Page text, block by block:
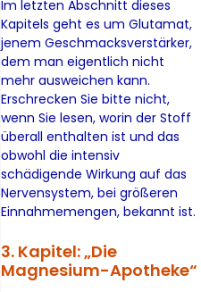
Im letzten Abschnitt dieses
Kapitels geht es um Glutamat,
jenem Geschmacksverstärker,
dem man eigentlich nicht
mehr ausweichen kann.
Erschrecken Sie bitte nicht,
wenn Sie lesen, worin der Stoff
überall enthalten ist und das
obwohl die intensiv
schädigende Wirkung auf das
Nervensystem, bei größeren
Einnahmemengen, bekannt ist.
3. Kapitel: „Die
Magnesium-Apotheke“